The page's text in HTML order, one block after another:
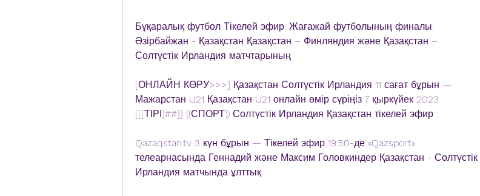
Бұқаралық футбол Тікелей эфир: Жағажай футболының финалы:
Әзірбайжан - Қазақстан Қазақстан – Финляндия және Қазақстан –
Солтүстік Ирландия матчтарының
[ОНЛАЙН КӨРУ>>>] Қазақстан Солтүстік Ирландия 11 сағат бұрын —
Мажарстан U21 Қазақстан U21 онлайн өмір сүріңіз 7 қыркүйек 2023
[[[ТІРІ]##]] ((СПОРТ)) Солтүстік Ирландия Қазақстан тікелей эфир
Qazaqstan.tv 3 күн бұрын — Тікелей эфир 19:50-де «Qazsport»
телеарнасында Геннадий және Максим Головкиндер Қазақстан - Солтүстік
Ирландия матчында ұлттық